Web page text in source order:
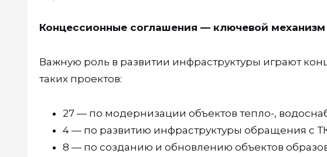
Концессионные соглашения — ключевой механизм
Важную роль в развитии инфраструктуры играют
таких проектов:
27 — по модернизации объектов тепло-,
4 — по развитию инфраструктуры обращения с
8 — по созданию и обновлению объектов